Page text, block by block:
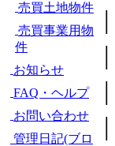
売買土地物件
売買事業用物
件
お知らせ
FAQ・ヘルプ
お問い合わせ
管理日記(ブロ
|
|
|
|